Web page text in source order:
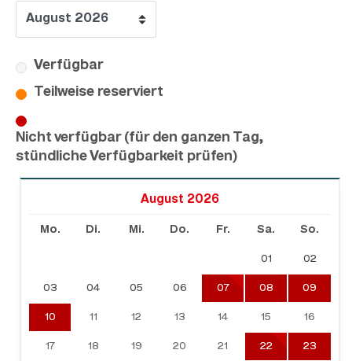
Verfügbar
Teilweise reserviert
Nicht verfügbar (für den ganzen Tag,
stündliche Verfügbarkeit prüfen)
August 2026
Mo. Di. Mi. Do. Fr. Sa. So.
01 02
03 04 05 06 07 08 09
10 11 12 13 14 15 16
17 18 19 20 21 22 23